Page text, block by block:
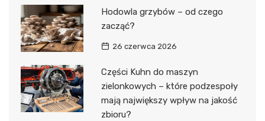
Hodowla grzybów – od czego
zacząć?
26 czerwca 2026
Części Kuhn do maszyn
zielonkowych – które podzespoły
mają największy wpływ na jakość
zbioru?